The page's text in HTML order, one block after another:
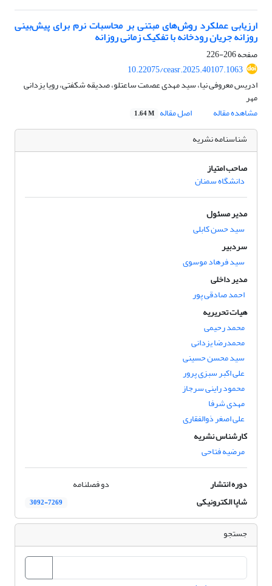
ارزیابی عملکرد روش‌های مبتنی بر محاسبات نرم برای پیش‌بینی
روزانه جریان رودخانه با تفکیک زمانی روزانه
صفحه206-226
10.22075/ceasr.2025.40107.1063
ادریس معروفی نیا، سید مهدی عصمت ساعتلو، صدیقه شکفتی، رویا یزدانی
مهر
مشاهده مقاله
اصل مقاله 1.64 M
شناسنامه نشریه
صاحب امتیاز
دانشگاه سمنان
مدیر مسئول
سید حسن کابلی
سردبیر
سید فرهاد موسوی
مدیر داخلی
احمد صادقی پور
هیات تحریریه
محمد رحیمی
محمدرضا یزدانی
سید محسن حسینی
علی اکبر سبزی پرور
محمود راینی سرجاز
مهدی شرفا
علی اصغر ذوالفقاری
کارشناس نشریه
مرضیه فتاحی
دوره انتشار
دو فصلنامه
شاپا الکترونیکی
3092-7269
جستجو